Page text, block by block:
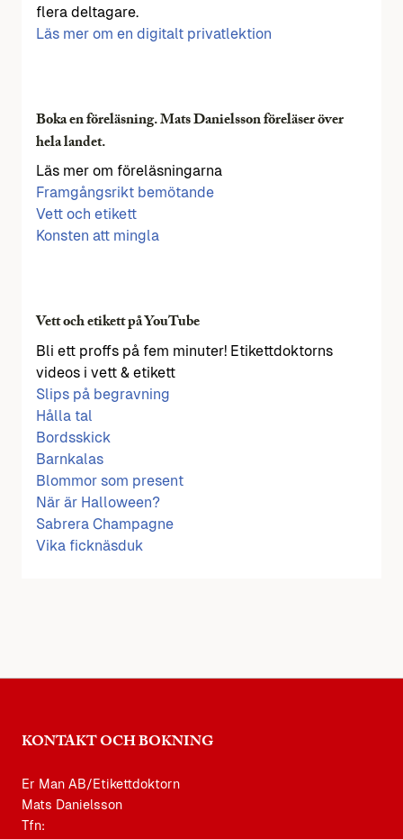
flera deltagare.
Läs mer om en digitalt privatlektion
Boka en föreläsning. Mats Danielsson föreläser över
hela landet.
Läs mer om föreläsningarna
Framgångsrikt bemötande
Vett och etikett
Konsten att mingla
Vett och etikett på YouTube
Bli ett proffs på fem minuter! Etikettdoktorns
videos i vett & etikett
Slips på begravning
Hålla tal
Bordsskick
Barnkalas
Blommor som present
När är Halloween?
Sabrera Champagne
Vika ficknäsduk
KONTAKT OCH BOKNING
Er Man AB/Etikettdoktorn
Mats Danielsson
Tfn: